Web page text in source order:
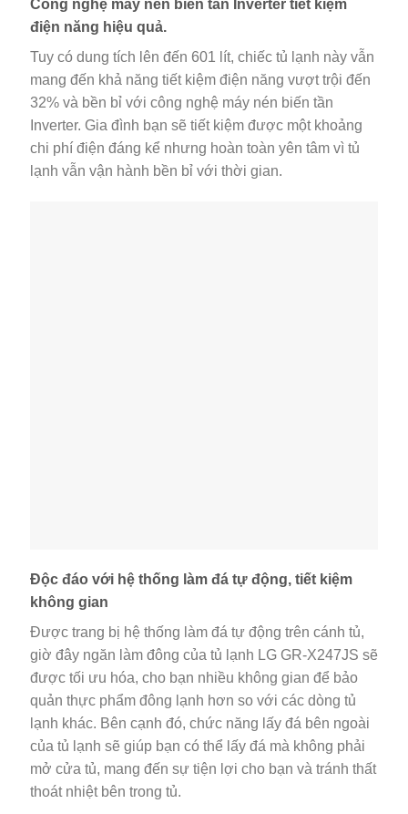
Công nghệ máy nén biến tần Inverter tiết kiệm
điện năng hiệu quả.
Tuy có dung tích lên đến 601 lít, chiếc tủ lạnh này vẫn
mang đến khả năng tiết kiệm điện năng vượt trội đến
32% và bền bỉ với công nghệ máy nén biến tần
Inverter. Gia đình bạn sẽ tiết kiệm được một khoảng
chi phí điện đáng kể nhưng hoàn toàn yên tâm vì tủ
lạnh vẫn vận hành bền bỉ với thời gian.
Độc đáo với hệ thống làm đá tự động, tiết kiệm
không gian
Được trang bị hệ thống làm đá tự động trên cánh tủ,
giờ đây ngăn làm đông của tủ lạnh LG GR-X247JS sẽ
được tối ưu hóa, cho bạn nhiều không gian để bảo
quản thực phẩm đông lạnh hơn so với các dòng tủ
lạnh khác. Bên cạnh đó, chức năng lấy đá bên ngoài
của tủ lạnh sẽ giúp bạn có thể lấy đá mà không phải
mở cửa tủ, mang đến sự tiện lợi cho bạn và tránh thất
thoát nhiệt bên trong tủ.